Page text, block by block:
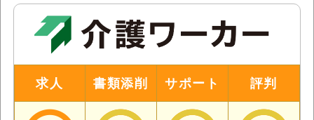
求人 書類添削 サポート 評判